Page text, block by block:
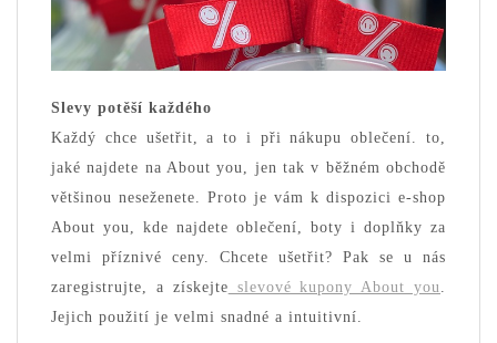
Slevy potěší každého
Každý chce ušetřit, a to i při nákupu oblečení. to,
jaké najdete na About you, jen tak v běžném obchodě
většinou neseženete. Proto je vám k dispozici e-shop
About you, kde najdete oblečení, boty i doplňky za
velmi příznivé ceny. Chcete ušetřit? Pak se u nás
zaregistrujte, a získejte slevové kupony About you.
Jejich použití je velmi snadné a intuitivní.